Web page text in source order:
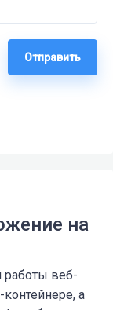
Отправить
на
работы веб-
а